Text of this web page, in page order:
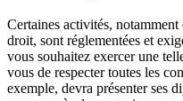
Certaines activités,
droit, sont réglementées et
vous souhaitez exercer une
vous de respecter toutes les
exemple, devra présenter ses